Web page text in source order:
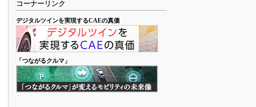
コーナーリンク
デジタルツインを実現するCAEの真価
「つながるクルマ」